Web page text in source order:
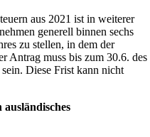
aus 2021 ist in weiterer
generell binnen sechs
zu stellen, in dem der
Antrag muss bis zum 30.6. des
Diese Frist kann nicht